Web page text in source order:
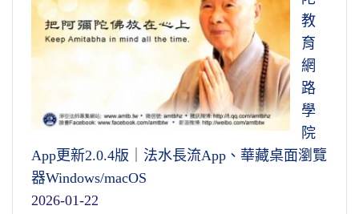
教
育
網
路
學
院
App更新2.0.4版｜法水長流App、華藏桌面瀏覽
器Windows/macOS
2026-01-22